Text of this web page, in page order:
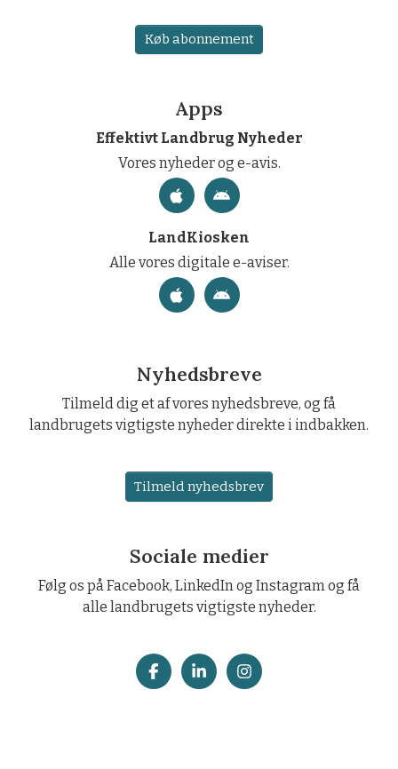
Køb abonnement
Apps
Effektivt Landbrug Nyheder
Vores nyheder og e-avis.
LandKiosken
Alle vores digitale e-aviser.
Nyhedsbreve
Tilmeld dig et af vores nyhedsbreve, og få
landbrugets vigtigste nyheder direkte i indbakken.
Tilmeld nyhedsbrev
Sociale medier
Følg os på Facebook, LinkedIn og Instagram og få
alle landbrugets vigtigste nyheder.